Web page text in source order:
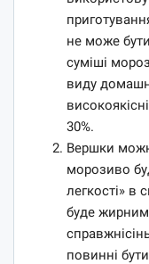
не може
суміші
виду
30%.
Вершки
морозиво
легкості» в
буде
повинні